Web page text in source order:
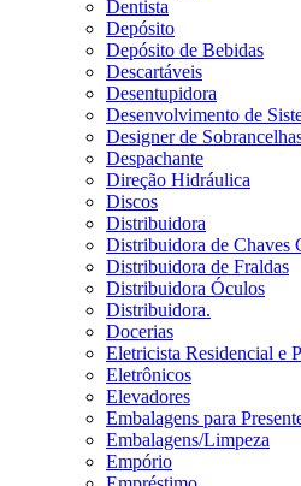
Dentista
Depósito
Depósito de Bebidas
Descartáveis
Desentupidora
Desenvolvimento de
Designer de
Despachante
Direção Hidráulica
Discos
Distribuidora
Distribuidora de Chaves
Distribuidora de Fraldas
Distribuidora Óculos
Distribuidora.
Docerias
Eletricista Residencial e
Eletrônicos
Elevadores
Embalagens para
Embalagens/Limpeza
Empório